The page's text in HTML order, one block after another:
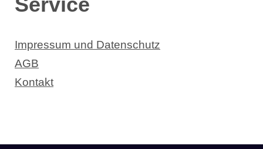
Impressum und Datenschutz
AGB
Kontakt